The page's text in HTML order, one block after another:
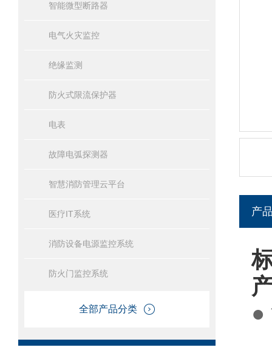
智能微型断路器
电气火灾监控
绝缘监测
防火式限流保护器
电表
故障电弧探测器
智慧消防管理云平台
医疗IT系统
消防设备电源监控系统
防火门监控系统
全部产品分类
产
●